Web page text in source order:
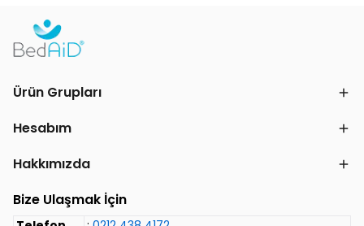
Ürün Grupları
Hesabım
Hakkımızda
Bize Ulaşmak İçin